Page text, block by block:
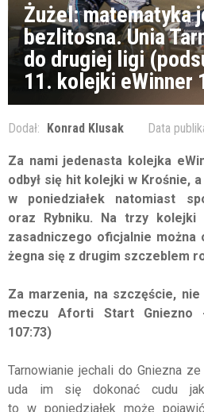
Żużel: matematyka
bezlitosna. Unia
do drugiej ligi
11. kolejki eWinner
Dodał: Konrad Klusak Data
Za nami jedenasta kolejka
odbył się hit kolejki w Krośnie,
w poniedziałek natomiast
oraz Rybniku. Na trzy kolejki
zasadniczego oficjalnie można
żegna się z drugim szczeblem
Za marzenia, na szczęście,
meczu Aforti Start Gniezno
107:73)
Tarnowianie jechali do Gniezna
uda im się dokonać cudu
to w poniedziałek może